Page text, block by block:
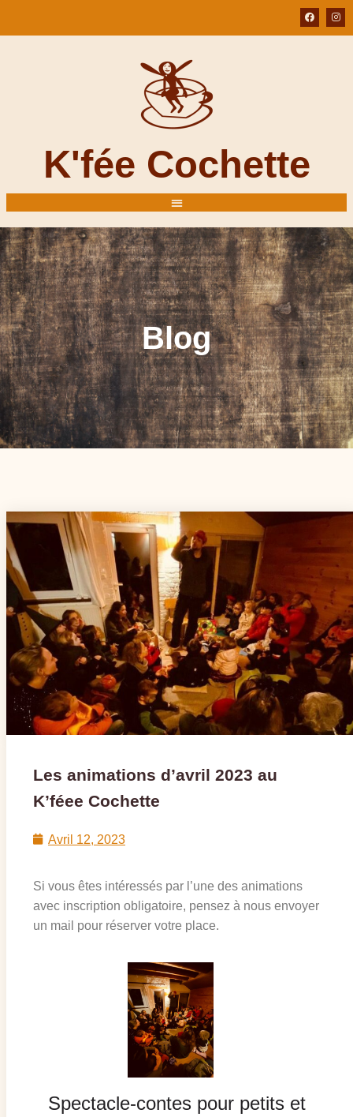
K'fée Cochette
Blog
Les animations d’avril 2023 au
K’féee Cochette
Avril 12, 2023
Si vous êtes intéressés par l’une des animations
avec inscription obligatoire, pensez à nous envoyer
un mail pour réserver votre place.
Spectacle-contes pour petits et